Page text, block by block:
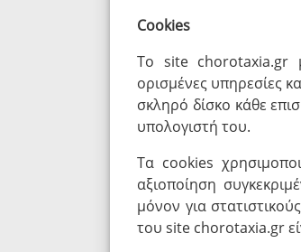
Cookies
Το site chorotaxia.gr
ορισμένες υπηρεσίες
σκληρό δίσκο κάθε
υπολογιστή του.
Τα cookies
αξιοποίηση
μόνον για
του site chorotaxia.gr